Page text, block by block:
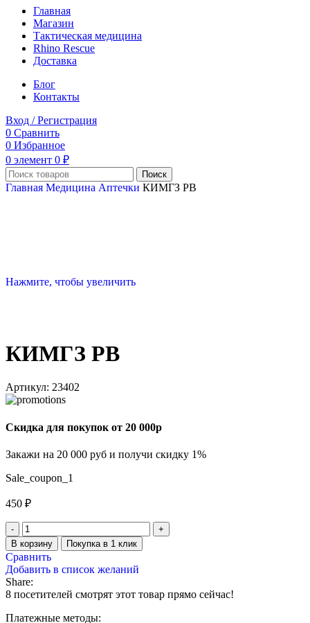
Главная
Магазин
Тактическая медицина
Rhino Rescue
Доставка
Блог
Контакты
Вход / Регистрация
0 Сравнить
0 Избранное
0 элемент 0 ₽
Поиск
Главная Медицина Аптечки КИМГЗ РВ
Нажмите, чтобы увеличить
КИМГЗ РВ
Артикул: 23402
Скидка для покупок от 20 000р
Закажи на 20 000 руб и получи скидку 1%
Sale_coupon_1
450 ₽
В корзину Покупка в 1 клик
Сравнить
Добавить в список желаний
Share:
8 посетителей смотрят этот товар прямо сейчас!
Платежные методы: